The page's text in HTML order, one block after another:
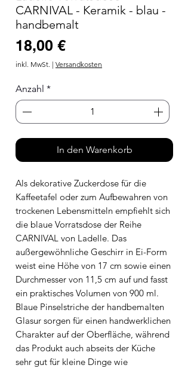
CARNIVAL - Keramik - blau -
handbemalt
18,00 €Preis
inkl. MwSt. | Versandkosten
Anzahl *
In den Warenkorb
Als dekorative Zuckerdose für die
Kaffeetafel oder zum Aufbewahren von
trockenen Lebensmitteln empfiehlt sich
die blaue Vorratsdose der Reihe
CARNIVAL von Ladelle. Das
außergewöhnliche Geschirr in Ei-Form
weist eine Höhe von 17 cm sowie einen
Durchmesser von 11,5 cm auf und fasst
ein praktisches Volumen von 900 ml.
Blaue Pinselstriche der handbemalten
Glasur sorgen für einen handwerklichen
Charakter auf der Oberfläche, während
das Produkt auch abseits der Küche
sehr gut für kleine Dinge wie